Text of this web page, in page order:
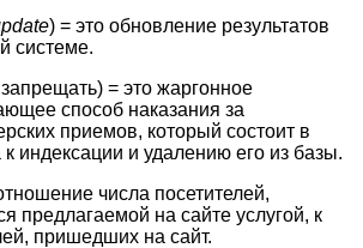
) = это обновление результатов
системе.
запрещать) = это жаргонное
способ наказания за
приемов, который состоит в
индексации и удалению его из базы.
числа посетителей,
предлагаемой на сайте услугой, к
пришедших на сайт.